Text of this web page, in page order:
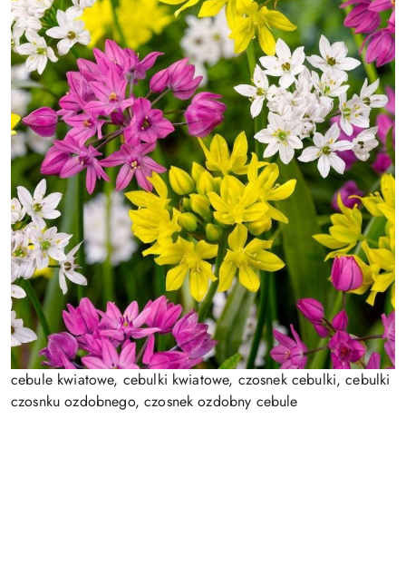
cebule kwiatowe, cebulki kwiatowe, czosnek cebulki, cebulki
czosnku ozdobnego, czosnek ozdobny cebule